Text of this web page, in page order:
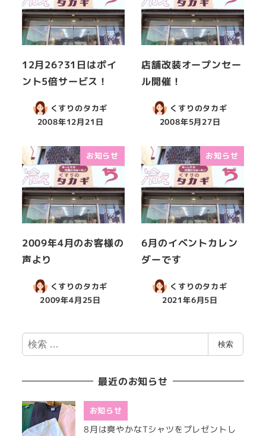
12月26?31日はポイ
ント5倍サービス！
くすりのタカギ
2008年12月21日
店舗改装オープンセー
ル開催！
くすりのタカギ
2008年5月27日
お知らせ
2009年4月のお客様の
声より
くすりのタカギ
2009年4月25日
お知らせ
6月のイベントカレン
ダーです
くすりのタカギ
2021年6月5日
検
索
検索
最近のお知らせ
お知らせ
8月は爽やかなTシャツをプレゼントし